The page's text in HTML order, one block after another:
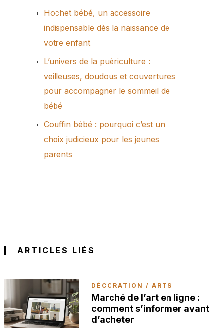
Hochet bébé, un accessoire
indispensable dès la naissance de
votre enfant
L’univers de la puériculture :
veilleuses, doudous et couvertures
pour accompagner le sommeil de
bébé
Couffin bébé : pourquoi c’est un
choix judicieux pour les jeunes
parents
ARTICLES LIÉS
DÉCORATION / ARTS
Marché de l’art en ligne :
comment s’informer avant
d’acheter